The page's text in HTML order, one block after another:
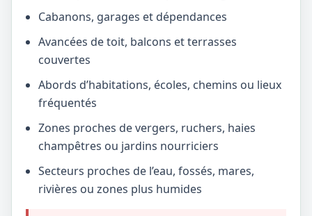
Cabanons, garages et dépendances
Avancées de toit, balcons et terrasses
couvertes
Abords d’habitations, écoles, chemins ou lieux
fréquentés
Zones proches de vergers, ruchers, haies
champêtres ou jardins nourriciers
Secteurs proches de l’eau, fossés, mares,
rivières ou zones plus humides